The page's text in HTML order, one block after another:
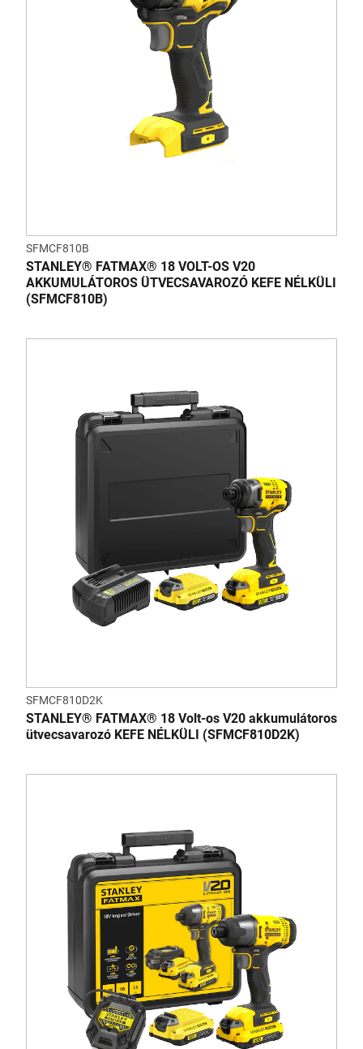
SFMCF810B
STANLEY® FATMAX® 18 VOLT-OS V20
AKKUMULÁTOROS ÜTVECSAVAROZÓ KEFE NÉLKÜLI
(SFMCF810B)
SFMCF810D2K
STANLEY® FATMAX® 18 Volt-os V20 akkumulátoros
ütvecsavarozó KEFE NÉLKÜLI (SFMCF810D2K)